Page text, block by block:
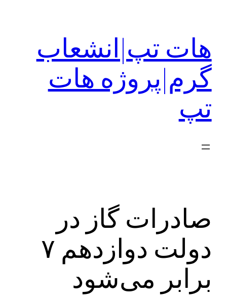
هات تپ|انشعاب
گرم|پروژه هات
تپ
صادرات گاز در
دولت دوازدهم ۷
برابر می‌شود